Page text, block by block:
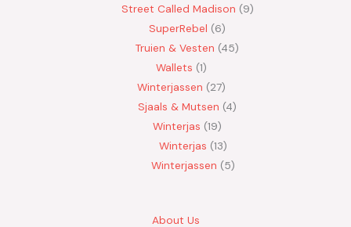
Street Called Madison 9
SuperRebel
6
Truien & Vesten 45
Wallets 1
Winterjassen
27
Sjaals & Mutsen 4
Winterjas 19
Winterjas 13
Winterjassen
5
About Us